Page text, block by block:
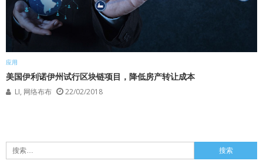
应用
美国伊利诺伊州试行区块链项目，降低房产转让成本
LI, 网络布布 22/02/2018
搜
索：